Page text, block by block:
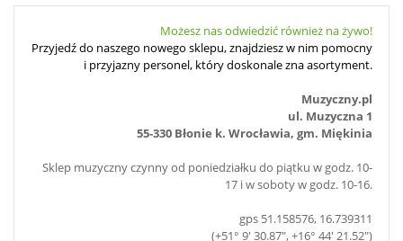
Możesz nas odwiedzić również na żywo!
Przyjedź do naszego nowego sklepu, znajdziesz w nim pomocny
i przyjazny personel, który doskonale zna asortyment.
Muzyczny.pl
ul. Muzyczna 1
55-330 Błonie k. Wrocławia, gm. Miękinia
Sklep muzyczny czynny od poniedziałku do piątku w godz. 10-
17 i w soboty w godz. 10-16.
gps 51.158576, 16.739311
(+51° 9' 30.87", +16° 44' 21.52")